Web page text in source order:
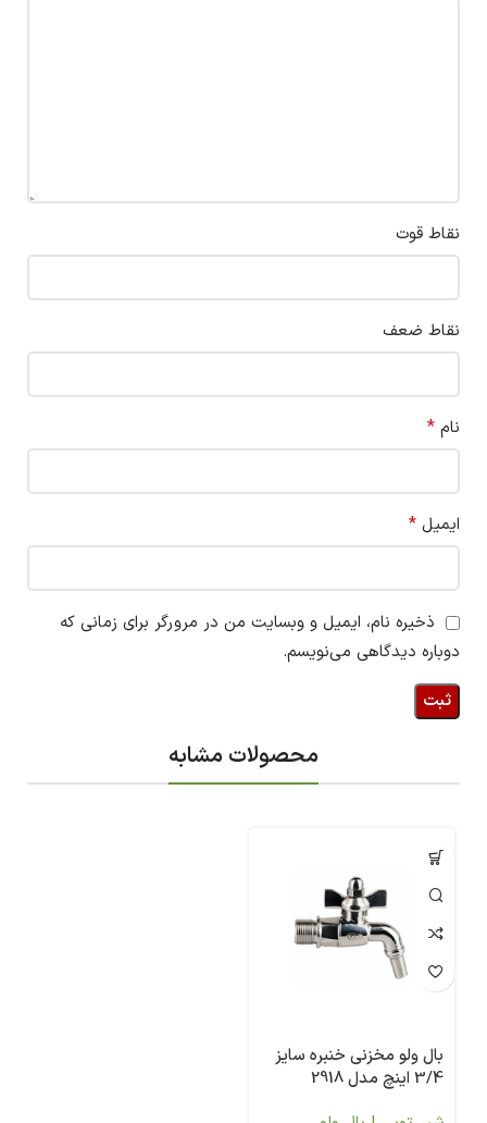
نقاط قوت
نقاط ضعف
نام *
ایمیل *
ذخیره نام، ایمیل و وبسایت من در مرورگر برای زمانی که
دوباره دیدگاهی می‌نویسم.
محصولات مشابه
بال ولو مخزنی خنبره سایز
3/4 اینچ مدل 2918